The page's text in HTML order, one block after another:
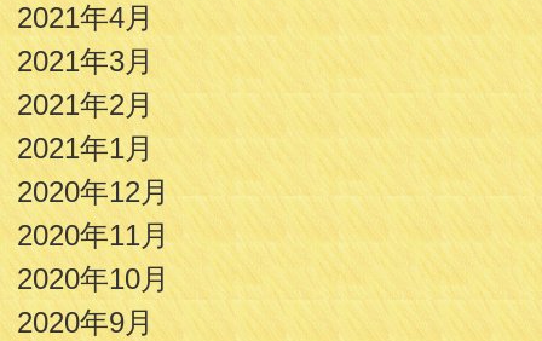
2021年4月
2021年3月
2021年2月
2021年1月
2020年12月
2020年11月
2020年10月
2020年9月